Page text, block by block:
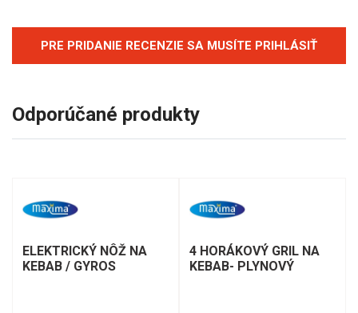
PRE PRIDANIE RECENZIE SA MUSÍTE PRIHLÁSIŤ
Odporúčané produkty
ELEKTRICKÝ NÔŽ NA
KEBAB / GYROS
4 HORÁKOVÝ GRIL NA
KEBAB- PLYNOVÝ